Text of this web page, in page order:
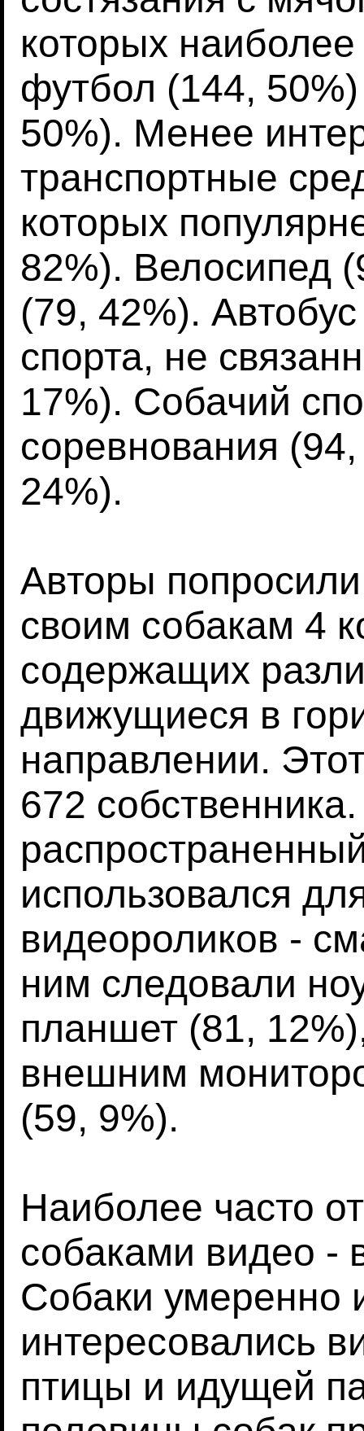
которых
футбол (144,
50%). Менее
транспортные
которых
82%). Велосипед
(79, 42%).
спорта, не
17%). Собачий
соревнования
24%).
Авторы
своим собакам 4
содержащих
движущиеся в
направлении.
672
использовался
видеороликов -
ним следовали
планшет (81,
внешним
(59, 9%).
Наиболее часто
собаками видео -
Собаки умеренно
интересовались
птицы и идущей